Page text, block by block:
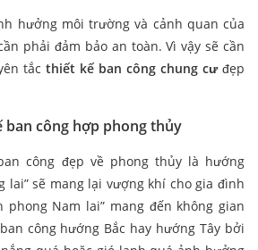
hưởng môi trường và cảnh quan của
phải đảm bảo an toàn. Vì vậy sẽ cần
tắc thiết kế ban công chung cưđẹp
ban công hợp phong thủy
công đẹp về phong thủy là hướng
lai” sẽ mang lại vượng khí cho gia đình
phong Nam lai” mang đến không gian
công hướng Bắc hay hướng Tây bởi